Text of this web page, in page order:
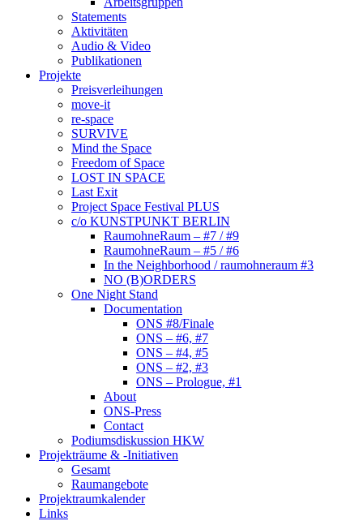
Statements
Aktivitäten
Audio & Video
Publikationen
Projekte
Preisverleihungen
move-it
re-space
SURVIVE
Mind the Space
Freedom of Space
LOST IN SPACE
Last Exit
Project Space Festival PLUS
c/o KUNSTPUNKT BERLIN
RaumohneRaum – #7 / #9
RaumohneRaum – #5 / #6
In the Neighborhood / raumohneraum #3
NO (B)ORDERS
One Night Stand
Documentation
ONS #8/Finale
ONS – #6, #7
ONS – #4, #5
ONS – #2, #3
ONS – Prologue, #1
About
ONS-Press
Contact
Podiumsdiskussion HKW
Projekträume & -Initiativen
Gesamt
Raumangebote
Projektraumkalender
Links